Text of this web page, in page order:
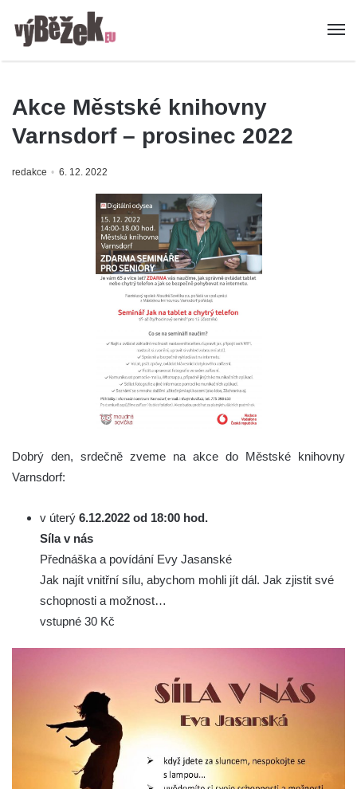
Akce Městské knihovny
Varnsdorf – prosinec 2022
redakce 6. 12. 2022
Dobrý den, srdečně zveme na akce do Městské knihovny
Varnsdorf:
v úterý 6.12.2022 od 18:00 hod.
Síla v nás
Přednáška a povídání Evy Jasanské
Jak najít vnitřní sílu, abychom mohli jít dál. Jak zjistit své
schopnosti a možnost…
vstupné 30 Kč